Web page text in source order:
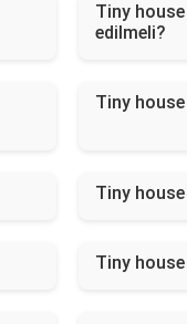
Tiny
edilmeli?
Tiny
Tiny house
Tiny